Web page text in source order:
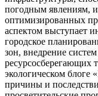
погодным явлениям,
оптимизированных
аспектом выступает
городское
зон, внедрение
ресурсосберегающих
экологическом блоге
причины и